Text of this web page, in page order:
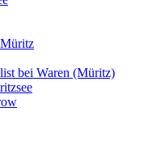
bei Waren (Müritz)